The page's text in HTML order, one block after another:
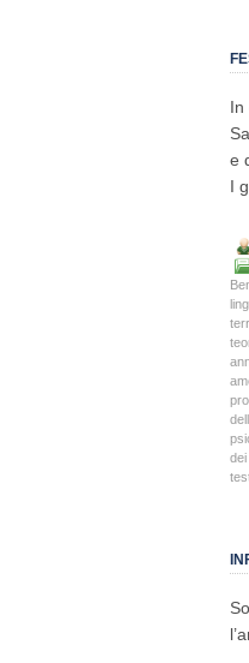
In
e
I